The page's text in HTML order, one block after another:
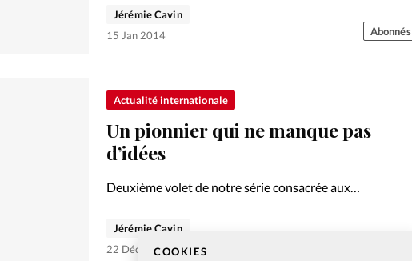
COOKIES
Analyse.
Jérémie Cavin
15 Jan 2014
Abonnés
Actualité internationale
Un pionnier qui ne manque pas
d’idées
Deuxième volet de notre série consacrée aux
notamment du magazine L’Avènement, est un «touche-à-
tout» qui a connu le succès dans maints secteurs.
Jérémie Cavin
22 Déc 2013